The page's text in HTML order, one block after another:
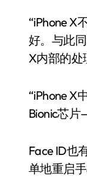
“iPhone X
好。与此
X内部的处
“iPhone X
Bionic芯
Face ID也
单地重启